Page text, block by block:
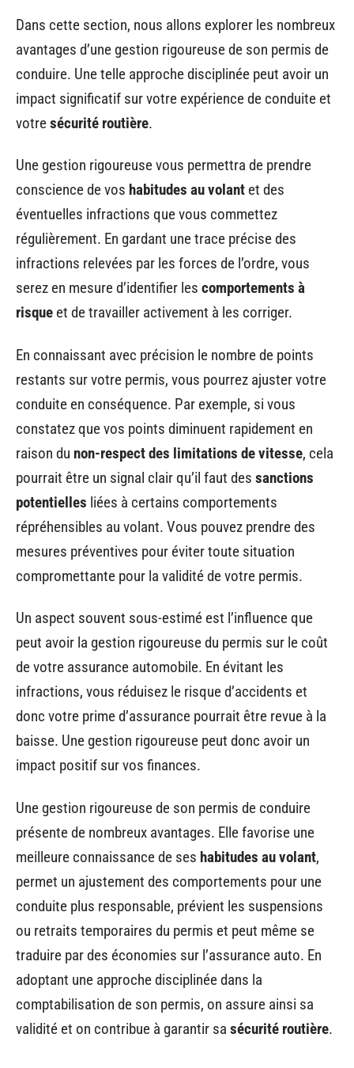
Dans cette section, nous allons explorer les nombreux
avantages d’une gestion rigoureuse de son permis de
conduire. Une telle approche disciplinée peut avoir un
impact significatif sur votre expérience de conduite et
votresécurité routière.
Une gestion rigoureuse vous permettra de prendre
conscience de vos habitudes au volant et des
éventuelles infractions que vous commettez
régulièrement. En gardant une trace précise des
infractions relevées par les forces de l’ordre, vous
serez en mesure d’identifier les comportements à
risque et de travailler activement à les corriger.
En connaissant avec précision le nombre de points
restants sur votre permis, vous pourrez ajuster votre
conduite en conséquence. Par exemple, si vous
constatez que vos points diminuent rapidement en
raison du non-respect des limitations de vitesse, cela
pourrait être un signal clair qu’il faut des sanctions
potentielles liées à certains comportements
répréhensibles au volant. Vous pouvez prendre des
mesures préventives pour éviter toute situation
compromettante pour la validité de votre permis.
Un aspect souvent sous-estimé est l’influence que
peut avoir la gestion rigoureuse du permis sur le coût
de votre assurance automobile. En évitant les
infractions, vous réduisez le risque d’accidents et
donc votre prime d’assurance pourrait être revue à la
baisse. Une gestion rigoureuse peut donc avoir un
impact positif sur vos finances.
Une gestion rigoureuse de son permis de conduire
présente de nombreux avantages. Elle favorise une
meilleure connaissance de ses habitudes au volant,
permet un ajustement des comportements pour une
conduite plus responsable, prévient les suspensions
ou retraits temporaires du permis et peut même se
traduire par des économies sur l’assurance auto. En
adoptant une approche disciplinée dans la
comptabilisation de son permis, on assure ainsi sa
validité et on contribue à garantir sa sécurité routière.